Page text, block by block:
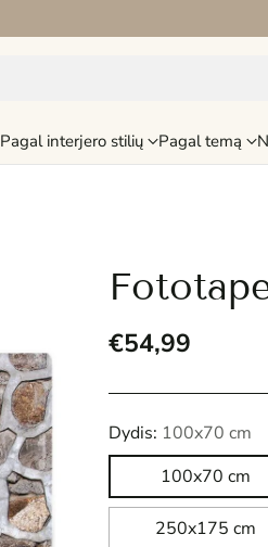
Pagal interjero stilių Pagal temą
Reguliari
kaina
€54,99
Dydis: 100x70 cm
100x70 cm
250x175 cm